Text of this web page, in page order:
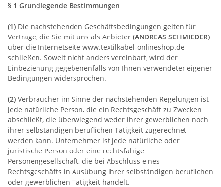
§ 1 Grundlegende Bestimmungen
(1) Die nachstehenden Geschäftsbedingungen gelten für
Verträge, die Sie mit uns als Anbieter (ANDREAS SCHMIEDER)
über die Internetseite www.textilkabel-onlineshop.de
schließen. Soweit nicht anders vereinbart, wird der
Einbeziehung gegebenenfalls von Ihnen verwendeter eigener
Bedingungen widersprochen.
(2) Verbraucher im Sinne der nachstehenden Regelungen ist
jede natürliche Person, die ein Rechtsgeschäft zu Zwecken
abschließt, die überwiegend weder ihrer gewerblichen noch
ihrer selbständigen beruflichen Tätigkeit zugerechnet
werden kann. Unternehmer ist jede natürliche oder
juristische Person oder eine rechtsfähige
Personengesellschaft, die bei Abschluss eines
Rechtsgeschäfts in Ausübung ihrer selbständigen beruflichen
oder gewerblichen Tätigkeit handelt.